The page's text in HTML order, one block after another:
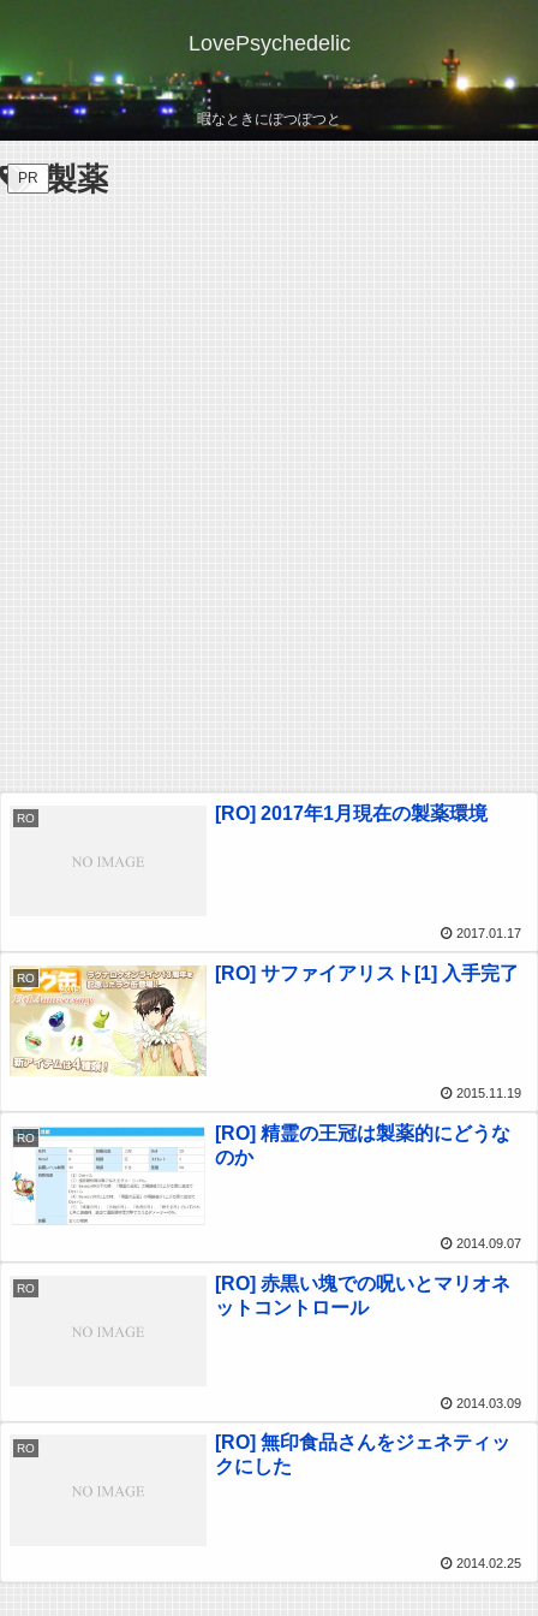
LovePsychedelic
暇なときにぽつぽつと
PR 製薬
RO [RO] 2017年1月現在の製薬環境
2017.01.17
RO [RO] サファイアリスト[1] 入手完了
2015.11.19
RO
[RO] 精霊の王冠は製薬的にどうな
のか
2014.09.07
RO
[RO] 赤黒い塊での呪いとマリオネ
ットコントロール
2014.03.09
RO
[RO] 無印食品さんをジェネティッ
クにした
2014.02.25